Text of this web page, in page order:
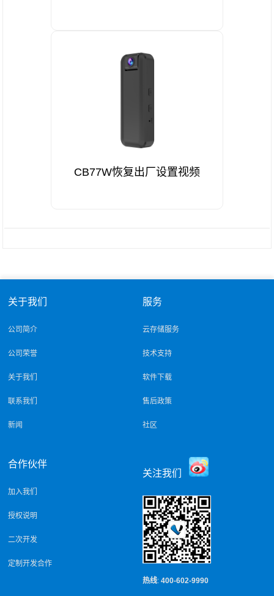
CB77W恢复出厂设置视频
关于我们
公司简介
公司荣誉
关于我们
联系我们
新闻
服务
云存储服务
技术支持
软件下载
售后政策
社区
合作伙伴
加入我们
授权说明
二次开发
定制开发合作
关注我们
热线: 400-602-9990